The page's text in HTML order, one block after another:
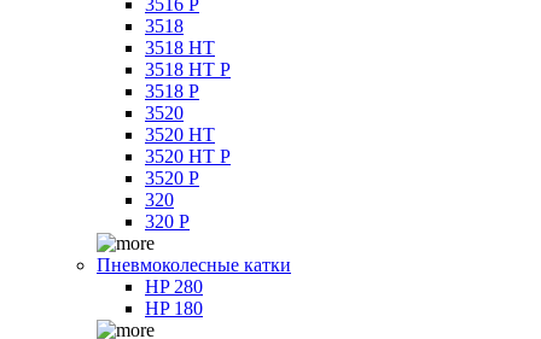
3518
3518 HT
3518 HT P
3518 P
3520
3520 HT
3520 HT P
3520 P
320
320 P
Пневмоколесные катки
HP 280
HP 180